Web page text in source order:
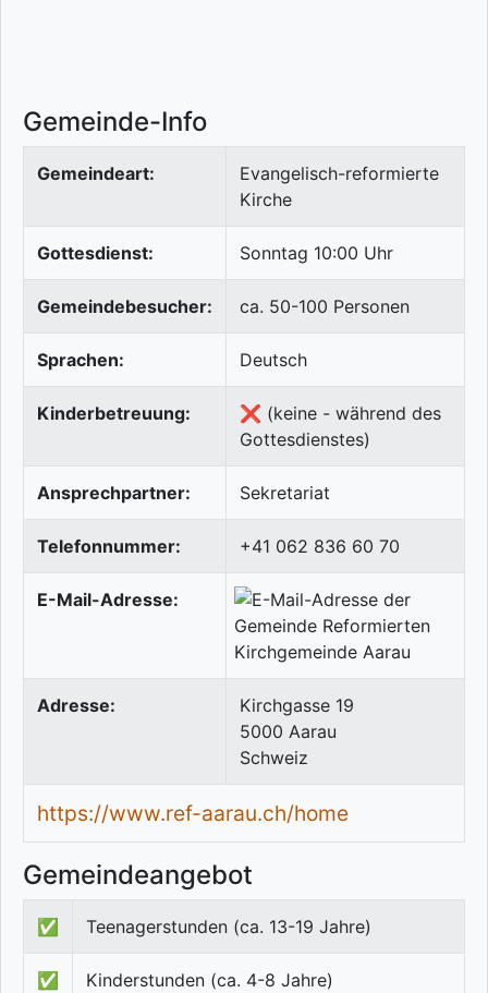
Gemeinde-Info
Gemeindeart:
Evangelisch-reformierte
Kirche
Gottesdienst: Sonntag 10:00 Uhr
Gemeindebesucher: ca. 50-100 Personen
Sprachen: Deutsch
Kinderbetreuung:
❌ (keine - während des
Gottesdienstes)
Ansprechpartner: Sekretariat
Telefonnummer: +41 062 836 60 70
E-Mail-Adresse:
Adresse:
Kirchgasse 19
5000 Aarau
Schweiz
https://www.ref-aarau.ch/home
Gemeindeangebot
✅ Teenagerstunden (ca. 13-19 Jahre)
✅ Kinderstunden (ca. 4-8 Jahre)